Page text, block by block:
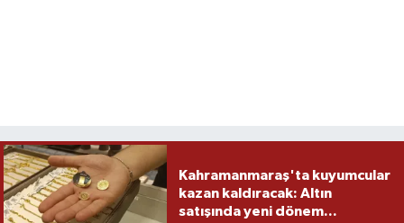
Kahramanmaraş'ta kuyumcular
kazan kaldıracak: Altın
satışında yeni dönem...